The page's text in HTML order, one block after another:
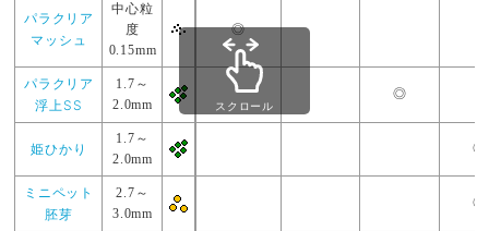
パラクリア
マッシュ
中心粒
度
0.15mm
◎
パラクリア
浮上SS
1.7～
2.0mm
◎
姫ひかり
1.7～
2.0mm
◎
ミニペット
胚芽
2.7～
3.0mm
◎
スクロール